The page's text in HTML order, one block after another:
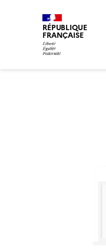
RÉPUBLIQUE
FRANÇAISE